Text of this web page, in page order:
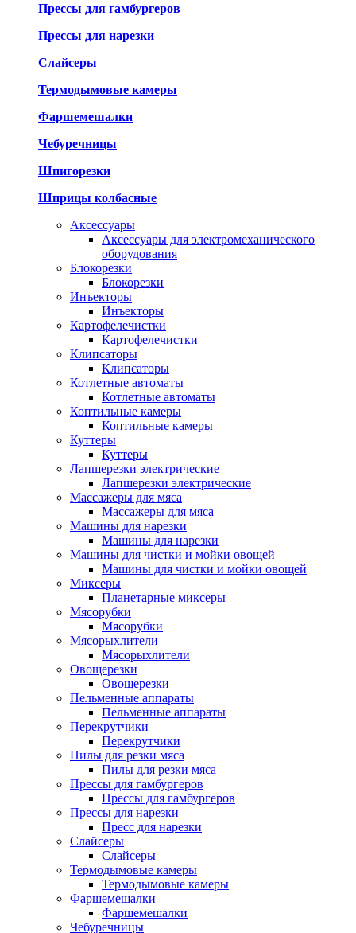
Прессы для гамбургеров
Прессы для нарезки
Слайсеры
Термодымовые камеры
Фаршемешалки
Чебуречницы
Шпигорезки
Шприцы колбасные
Аксессуары
Аксессуары для электромеханического
оборудования
Блокорезки
Блокорезки
Инъекторы
Инъекторы
Картофелечистки
Картофелечистки
Клипсаторы
Клипсаторы
Котлетные автоматы
Котлетные автоматы
Коптильные камеры
Коптильные камеры
Куттеры
Куттеры
Лапшерезки электрические
Лапшерезки электрические
Массажеры для мяса
Массажеры для мяса
Машины для нарезки
Машины для нарезки
Машины для чистки и мойки овощей
Машины для чистки и мойки овощей
Миксеры
Планетарные миксеры
Мясорубки
Мясорубки
Мясорыхлители
Мясорыхлители
Овощерезки
Овощерезки
Пельменные аппараты
Пельменные аппараты
Перекрутчики
Перекрутчики
Пилы для резки мяса
Пилы для резки мяса
Прессы для гамбургеров
Прессы для гамбургеров
Прессы для нарезки
Пресс для нарезки
Слайсеры
Слайсеры
Термодымовые камеры
Термодымовые камеры
Фаршемешалки
Фаршемешалки
Чебуречницы